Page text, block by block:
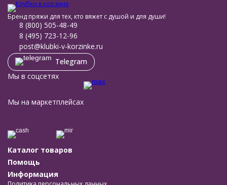
Бренд пряжи для тех, кто вяжет с душой и для души!
8 (800) 505-48-49
8 (495) 723-12-96
post@klubki-v-korzinke.ru
Telegram
Мы в соцсетях
Мы на маркетплейсах
Каталог товаров
Помощь
Информация